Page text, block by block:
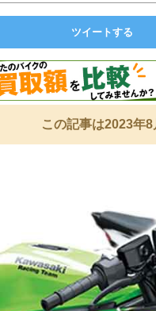
ツイートする
この記事は2023年